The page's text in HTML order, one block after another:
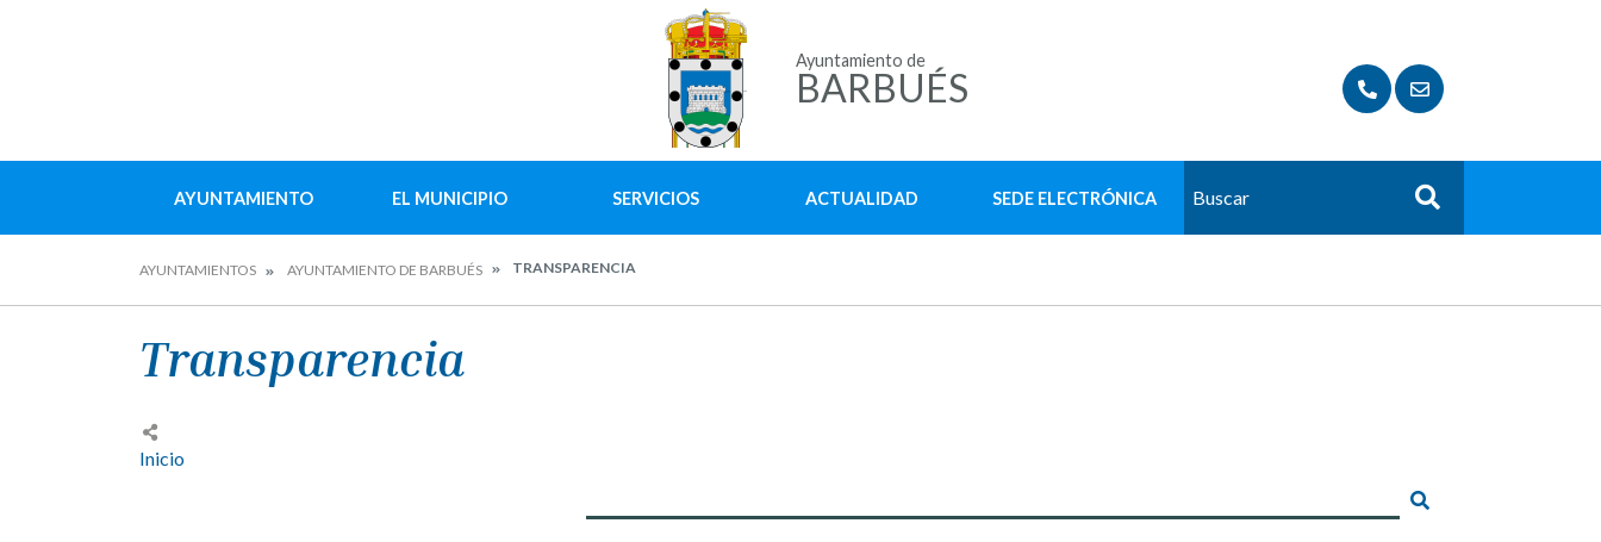
Ayuntamiento de
BARBUÉS
AYUNTAMIENTO EL MUNICIPIO SERVICIOS ACTUALIDAD SEDE ELECTRÓNICA Buscar
AYUNTAMIENTOS AYUNTAMIENTO DE BARBUÉS TRANSPARENCIA
Transparencia
Inicio